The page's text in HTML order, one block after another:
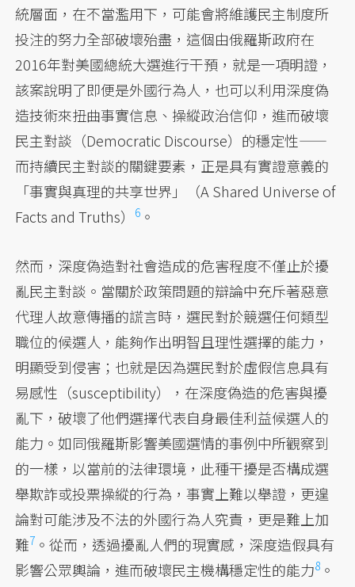
統層面，在不當濫用下，可能會將維護民主制度所
投注的努力全部破壞殆盡，這個由俄羅斯政府在
2016年對美國總統大選進行干預，就是一項明證，
該案說明了即便是外國行為人，也可以利用深度偽
造技術來扭曲事實信息、操縱政治信仰，進而破壞
民主對談（Democratic Discourse）的穩定性——
而持續民主對談的關鍵要素，正是具有實證意義的
「事實與真理的共享世界」
（A Shared Universe of
Facts and Truths）
6 。
然而，深度偽造對社會造成的危害程度不僅止於擾
亂民主對談。當關於政策問題的辯論中充斥著惡意
代理人故意傳播的謊言時，選民對於競選任何類型
職位的候選人，能夠作出明智且理性選擇的能力，
明顯受到侵害；也就是因為選民對於虛假信息具有
易感性（susceptibility），在深度偽造的危害與擾
亂下，破壞了他們選擇代表自身最佳利益候選人的
能力。如同俄羅斯影響美國選情的事例中所觀察到
的一樣，以當前的法律環境，此種干擾是否構成選
舉欺詐或投票操縱的行為，事實上難以舉證，更遑
論對可能涉及不法的外國行為人究責， 更是難上加
難7 。從而，透過擾亂人們的現實感，深度造假具有
影響公眾輿論， 進而破壞民主機構穩定性的能力8 。